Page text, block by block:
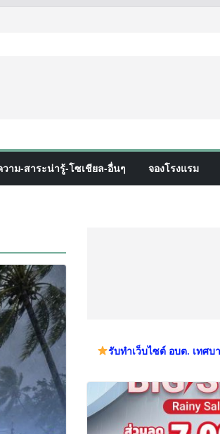
าม-สาระน่ารู้-โซเชียล-อื่นๆ จองโรงแรม
รับทำเว็บไซต์ อบต. เทศ